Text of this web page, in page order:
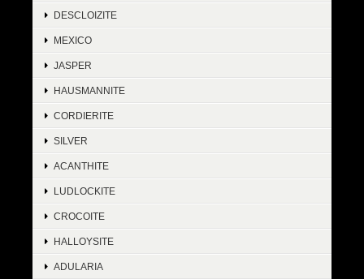
DESCLOIZITE
MEXICO
JASPER
HAUSMANNITE
CORDIERITE
SILVER
ACANTHITE
LUDLOCKITE
CROCOITE
HALLOYSITE
ADULARIA